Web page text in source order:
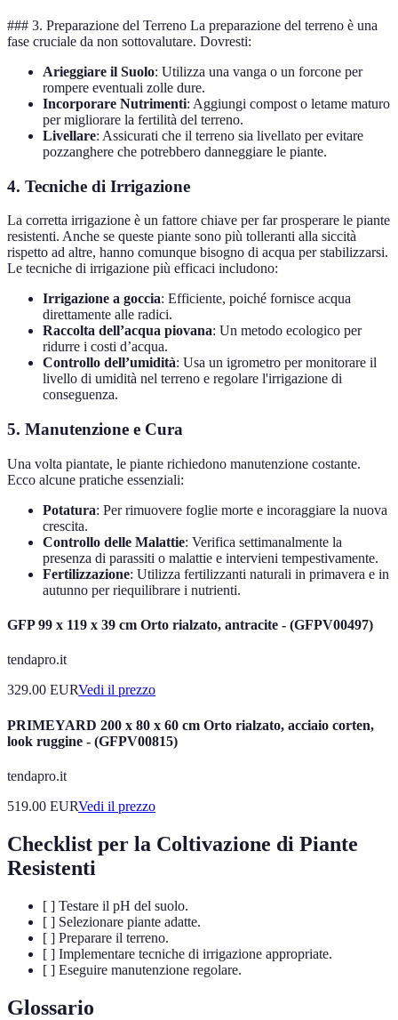
### 3. Preparazione del Terreno La preparazione del terreno è una
fase cruciale da non sottovalutare. Dovresti:
Arieggiare il Suolo: Utilizza una vanga o un forcone per
rompere eventuali zolle dure.
Incorporare Nutrimenti: Aggiungi compost o letame maturo
per migliorare la fertilità del terreno.
Livellare: Assicurati che il terreno sia livellato per evitare
pozzanghere che potrebbero danneggiare le piante.
4. Tecniche di Irrigazione
La corretta irrigazione è un fattore chiave per far prosperare le piante
resistenti. Anche se queste piante sono più tolleranti alla siccità
rispetto ad altre, hanno comunque bisogno di acqua per stabilizzarsi.
Le tecniche di irrigazione più efficaci includono:
Irrigazione a goccia: Efficiente, poiché fornisce acqua
direttamente alle radici.
Raccolta dell’acqua piovana: Un metodo ecologico per
ridurre i costi d’acqua.
Controllo dell’umidità: Usa un igrometro per monitorare il
livello di umidità nel terreno e regolare l'irrigazione di
conseguenza.
5. Manutenzione e Cura
Una volta piantate, le piante richiedono manutenzione costante.
Ecco alcune pratiche essenziali:
Potatura: Per rimuovere foglie morte e incoraggiare la nuova
crescita.
Controllo delle Malattie: Verifica settimanalmente la
presenza di parassiti o malattie e intervieni tempestivamente.
Fertilizzazione: Utilizza fertilizzanti naturali in primavera e in
autunno per riequilibrare i nutrienti.
GFP 99 x 119 x 39 cm Orto rialzato, antracite - (GFPV00497)
tendapro.it
329.00 EURVedi il prezzo
PRIMEYARD 200 x 80 x 60 cm Orto rialzato, acciaio corten,
look ruggine - (GFPV00815)
tendapro.it
519.00 EURVedi il prezzo
Checklist per la Coltivazione di Piante
Resistenti
[ ] Testare il pH del suolo.
[ ] Selezionare piante adatte.
[ ] Preparare il terreno.
[ ] Implementare tecniche di irrigazione appropriate.
[ ] Eseguire manutenzione regolare.
Glossario